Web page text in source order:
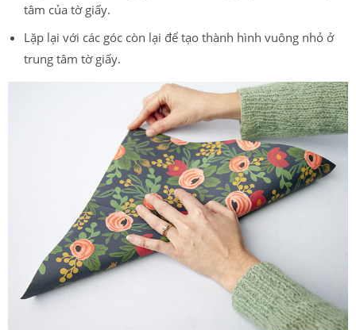
tâm của tờ giấy.
Lặp lại với các góc còn lại để tạo thành hình vuông nhỏ ở
trung tâm tờ giấy.